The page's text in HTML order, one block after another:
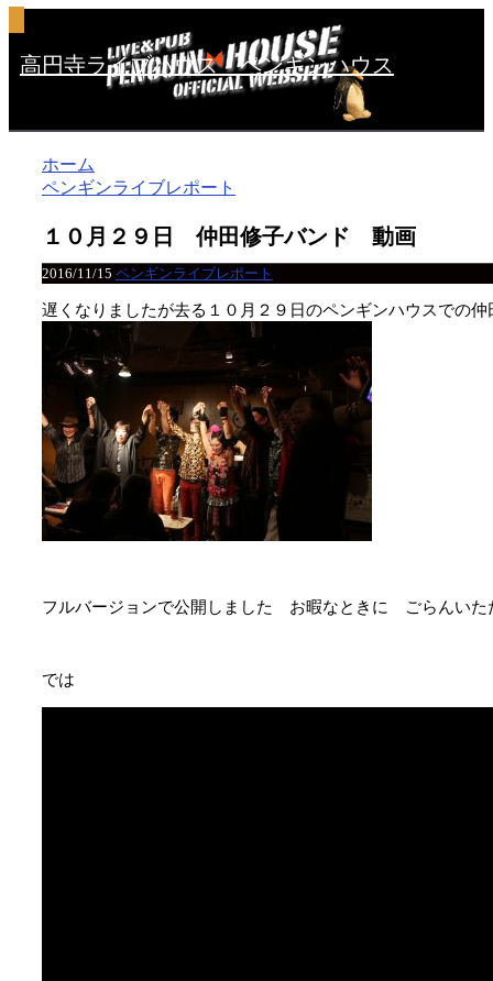
高円寺ライブハウス ペンギンハウス
ホーム
ペンギンライブレポート
１０月２９日 仲田修子バンド 動画
2016/11/15 ペンギンライブレポート
遅くなりましたが去る１０月２９日のペンギンハウスでの
フルバージョンで公開しました お暇なときに ごらんいた
では